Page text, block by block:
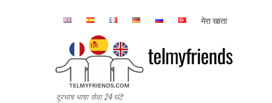
मेरा खाता
telmyfriends
दूरभाष भाषा सेवा 24 घंटे